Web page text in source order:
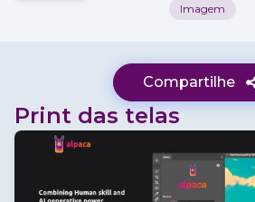
Imagem
Compartilhe
Print das telas